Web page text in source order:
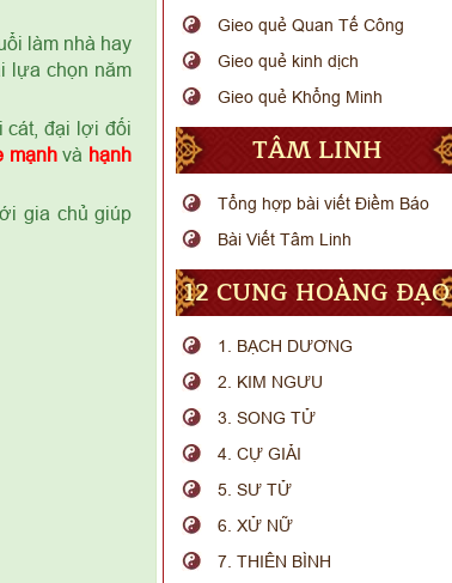
làm nhà hay
lựa chọn năm
đại lợi đối
mạnhvà hạnh
gia chủ giúp
Gieo quẻ Quan Tế Công
Gieo quẻ kinh dịch
Gieo quẻ Khổng Minh
TÂM LINH
Tổng hợp bài viết Điềm Báo
Bài Viết Tâm Linh
12 CUNG HOÀNG ĐẠO
1. BẠCH DƯƠNG
2. KIM NGƯU
3. SONG TỬ
4. CỰ GIẢI
5. SƯ TỬ
6. XỬ NỮ
7. THIÊN BÌNH